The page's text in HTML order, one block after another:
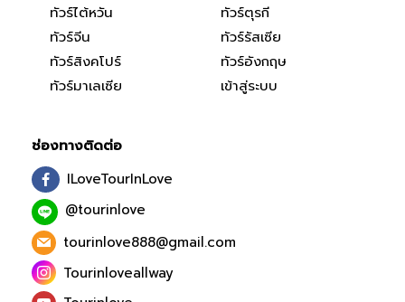
ทัวร์ไต้หวัน
ทัวร์จีน
ทัวร์สิงคโปร์
ทัวร์มาเลเซีย
ทัวร์ตุรกี
ทัวร์รัสเซีย
ทัวร์อังกฤษ
เข้าสู่ระบบ
ช่องทางติดต่อ
ILoveTourInLove
@tourinlove
tourinlove888@gmail.com
Tourinloveallway